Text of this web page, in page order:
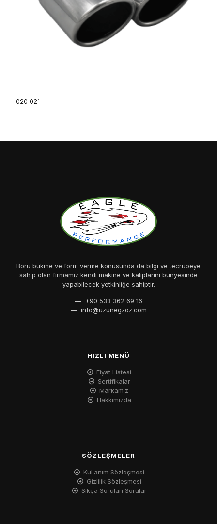
020_021
Boru bükme ve form verme konusunda da bilgi ve tecrübeye
sahip olan firmamız kendi makine ve kalıplarını bünyesinde
yapabilecek yetkinliğe sahiptir.
— +90 533 362 69 16
— info@uzunegzoz.com
HIZLI MENÜ
Fiyat Listesi
Sertifikalar
Markamız
Hakkımızda
SÖZLEŞMELER
Kullanım Sözleşmesi
Gizlilik Sözleşmesi
Sıkça Sorulan Sorular